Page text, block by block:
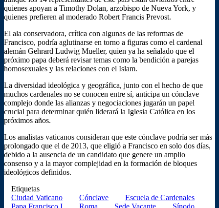
quienes apoyan a Timothy Dolan, arzobispo de Nueva York, y
quienes prefieren al moderado Robert Francis Prevost.
El ala conservadora, crítica con algunas de las reformas de
Francisco, podría aglutinarse en torno a figuras como el cardenal
alemán Gehrard Ludwig Mueller, quien ya ha señalado que el
próximo papa deberá revisar temas como la bendición a parejas
homosexuales y las relaciones con el Islam.
La diversidad ideológica y geográfica, junto con el hecho de que
muchos cardenales no se conocen entre sí, anticipa un cónclave
complejo donde las alianzas y negociaciones jugarán un papel
crucial para determinar quién liderará la Iglesia Católica en los
próximos años.
Los analistas vaticanos consideran que este cónclave podría ser más
prolongado que el de 2013, que eligió a Francisco en solo dos días,
debido a la ausencia de un candidato que genere un amplio
consenso y a la mayor complejidad en la formación de bloques
ideológicos definidos.
Etiquetas
Ciudad Vaticano
Cónclave
Escuela de Cardenales